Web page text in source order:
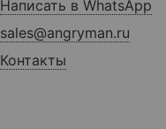
Написать в WhatsApp
sales@angryman.ru
Контакты